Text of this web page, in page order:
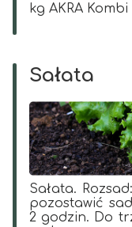
kg AKRA
Sałata
Sałata.
pozostawić
2 godzin. Do